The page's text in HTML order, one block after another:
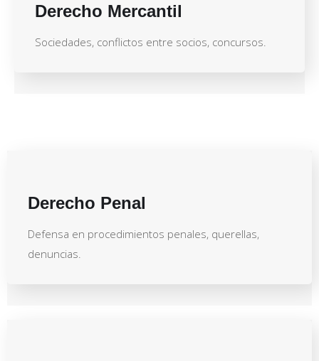
Derecho Mercantil
Sociedades, conflictos entre socios, concursos.
Derecho Penal
Defensa en procedimientos penales, querellas,
denuncias.